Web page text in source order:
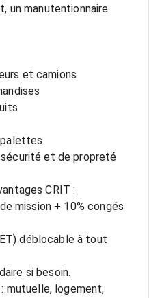
un manutentionnaire
et camions
et de propreté
CRIT :
mission + 10% congés
déblocable à tout
si besoin.
mutuelle, logement,